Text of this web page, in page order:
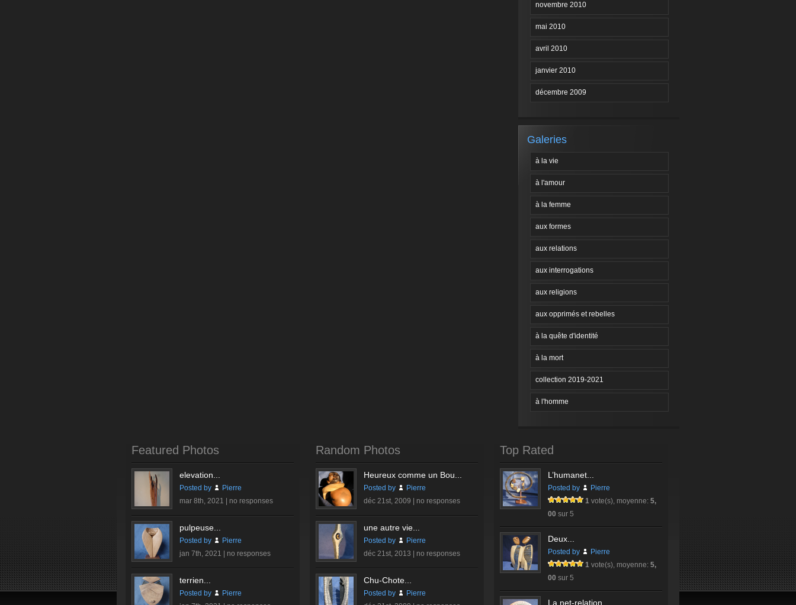
novembre 2010
mai 2010
avril 2010
janvier 2010
décembre 2009
Galeries
à la vie
à l'amour
à la femme
aux formes
aux relations
aux interrogations
aux religions
aux opprimés et rebelles
à la quête d'identité
à la mort
collection 2019-2021
à l'homme
Featured Photos
elevation...
Posted by
Pierre
mar 8th, 2021 | no responses
pulpeuse...
Posted by
Pierre
jan 7th, 2021 | no responses
terrien...
Posted by
Pierre
Random Photos
Heureux comme un Bou...
Posted by
Pierre
déc 21st, 2009 | no responses
une autre vie...
Posted by
Pierre
déc 21st, 2013 | no responses
Chu-Chote...
Posted by
Pierre
Top Rated
L’humanet...
Posted by
Pierre
1 vote(s), moyenne: 5,
00 sur 5
Deux...
Posted by
Pierre
1 vote(s), moyenne: 5,
00 sur 5
La net-relation...